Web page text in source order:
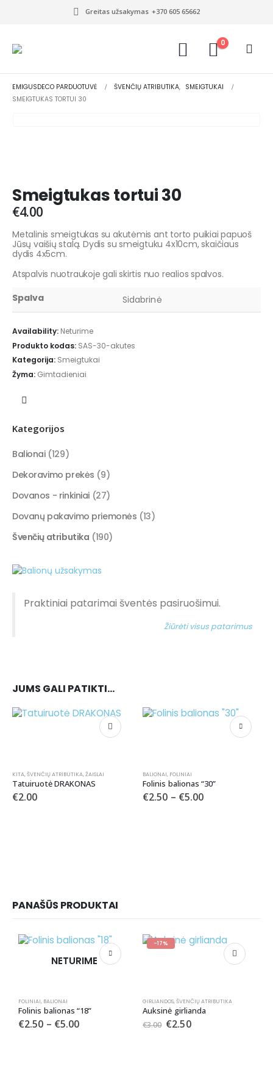
Greitas užsakymas +370 605 65662
0
EMIGUSDECO PARDUOTUVĖ ŠVENČIŲ ATRIBUTIKA, SMEIGTUKAI
SMEIGTUKAS TORTUI 30
Smeigtukas tortui 30
€4.00
Metalinis smeigtukas su akutėmis ant torto puikiai papuoš
Jūsų vaišių stalą. Dydis su smeigtuku 4x10cm, skaičiaus
dydis 4x5cm.
Atspalvis nuotraukoje gali skirtis nuo realios spalvos.
Spalva
Sidabrinė
Availability: Neturime
Produkto kodas: SAS-30-akutes
Kategorija: Smeigtukai
Žyma: Gimtadieniai
Kategorijos
Balionai (129)
Dekoravimo prekės (9)
Dovanos - rinkiniai (27)
Dovanų pakavimo priemonės (13)
Švenčių atributika (190)
Praktiniai patarimai šventės pasiruošimui.
Žiūrėti visus patarimus
JUMS GALI PATIKTI…
KITA, ŠVENČIŲ ATRIBUTIKA, ŽAISLAI
Tatuiruotė DRAKONAS
€2.00
BALIONAI, FOLINIAI
Folinis balionas “30”
€2.50 – €5.00
PANAŠŪS PRODUKTAI
NETURIME
FOLINIAI, BALIONAI
Folinis balionas “18”
€2.50 – €5.00
-17%
GIRLIANDOS, ŠVENČIŲ ATRIBUTIKA
Auksinė girlianda
€3.00 €2.50